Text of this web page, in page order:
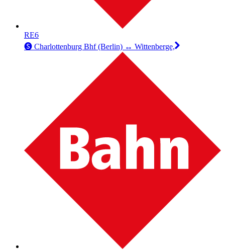
RE6
🅢 Charlottenburg Bhf (Berlin) ↔︎ Wittenberge,